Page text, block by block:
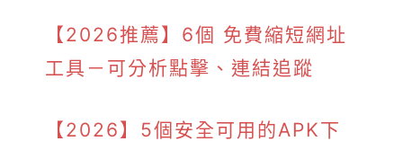
【2026推薦】6個 免費縮短網址
工具－可分析點擊、連結追蹤
【2026】5個安全可用的APK下